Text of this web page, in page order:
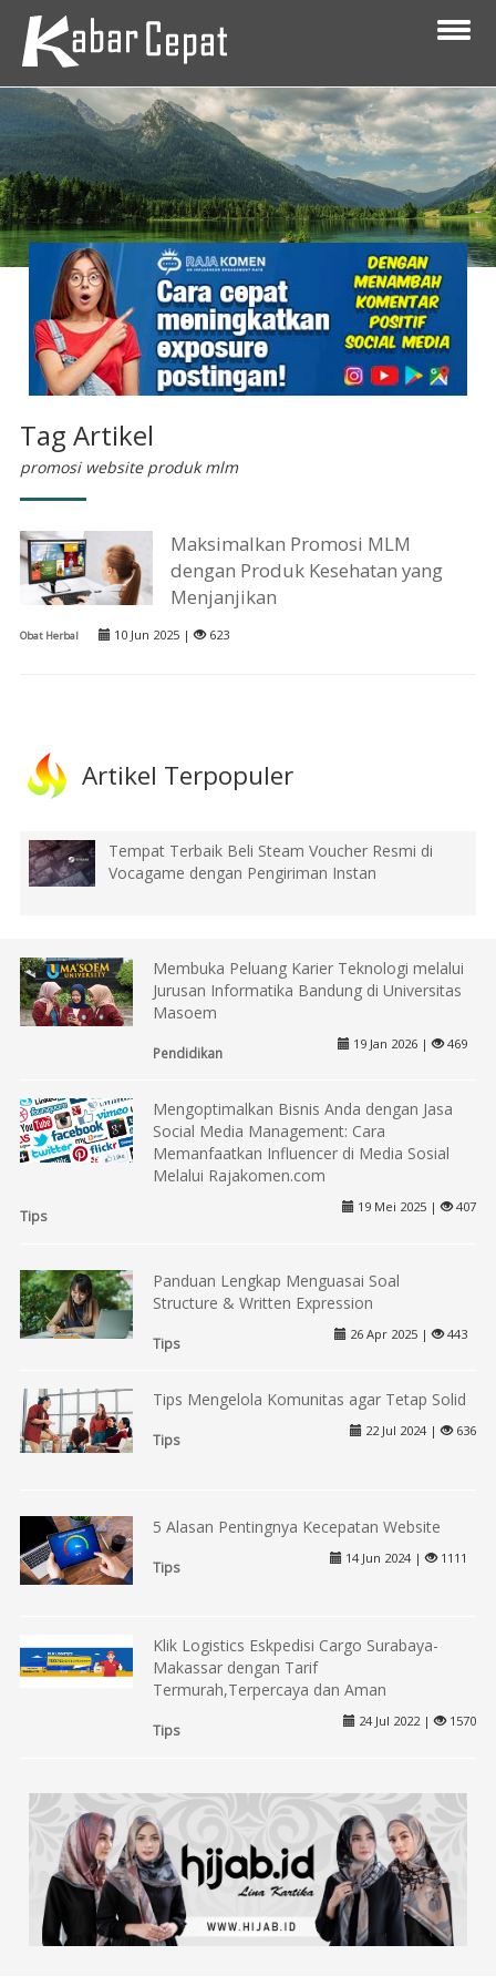
Tag Artikel
promosi website produk mlm
Maksimalkan Promosi MLM
dengan Produk Kesehatan yang
Menjanjikan
Obat Herbal 10 Jun 2025 | 623
Artikel Terpopuler
Tempat Terbaik Beli Steam Voucher Resmi di
Vocagame dengan Pengiriman Instan
Membuka Peluang Karier Teknologi melalui
Jurusan Informatika Bandung di Universitas
Masoem
Pendidikan
19 Jan 2026 | 469
Mengoptimalkan Bisnis Anda dengan Jasa
Social Media Management: Cara
Memanfaatkan Influencer di Media Sosial
Melalui Rajakomen.com
Tips
19 Mei 2025 | 407
Panduan Lengkap Menguasai Soal
Structure & Written Expression
Tips
26 Apr 2025 | 443
Tips Mengelola Komunitas agar Tetap Solid
Tips
22 Jul 2024 | 636
5 Alasan Pentingnya Kecepatan Website
Tips
14 Jun 2024 | 1111
Klik Logistics Eskpedisi Cargo Surabaya-
Makassar dengan Tarif
Termurah,Terpercaya dan Aman
Tips
24 Jul 2022 | 1570